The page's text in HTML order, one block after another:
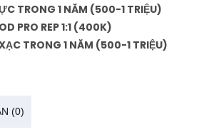
TRONG 1 NĂM (500-1 TRIỆU)
PRO REP 1:1 (400K)
TRONG 1 NĂM (500-1 TRIỆU)
(0)